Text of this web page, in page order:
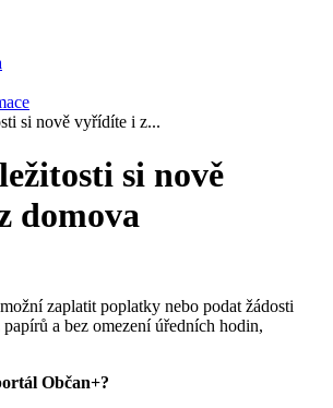
si nově vyřídíte i z...
si nově
domova
zaplatit poplatky nebo podat žádosti
a bez omezení úředních hodin,
Občan+?